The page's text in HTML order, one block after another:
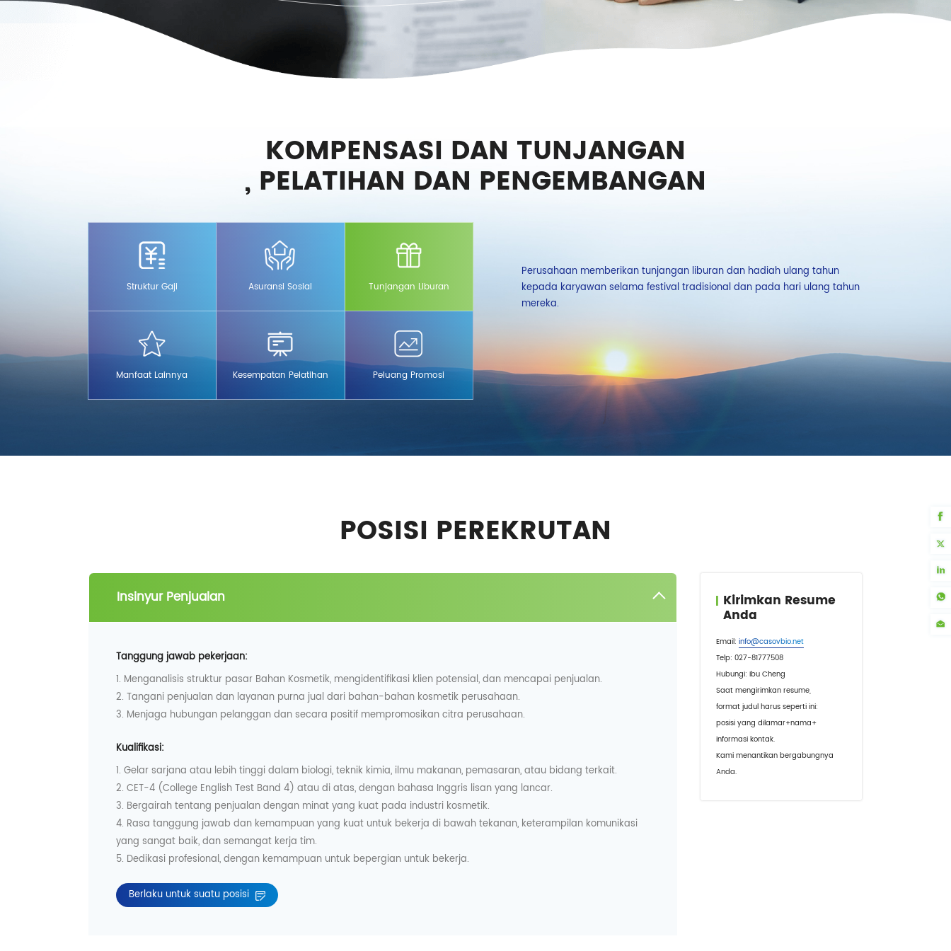
KOMPENSASI DAN TUNJANGAN
, PELATIHAN DAN PENGEMBANGAN
Struktur Gaji Asuransi Sosial Tunjangan Liburan
Manfaat Lainnya Kesempatan Pelatihan Peluang Promosi
Selain lima asuransi sosial dan satu dana perumahan yang disediakan
untuk karyawan, perusahaan juga membeli asuransi kecelakaan
Perusahaan memberikan tunjangan liburan dan hadiah ulang tahun
kepada karyawan selama festival tradisional dan pada hari ulang tahun
mereka.
POSISI PEREKRUTAN
Insinyur Penjualan
Tanggung jawab pekerjaan:
1. Menganalisis struktur pasar Bahan Kosmetik, mengidentifikasi klien potensial, dan mencapai penjualan.
2. Tangani penjualan dan layanan purna jual dari bahan-bahan kosmetik perusahaan.
3. Menjaga hubungan pelanggan dan secara positif mempromosikan citra perusahaan.
Kualifikasi:
1. Gelar sarjana atau lebih tinggi dalam biologi, teknik kimia, ilmu makanan, pemasaran, atau bidang terkait.
2. CET-4 (College English Test Band 4) atau di atas, dengan bahasa Inggris lisan yang lancar.
3. Bergairah tentang penjualan dengan minat yang kuat pada industri kosmetik.
4. Rasa tanggung jawab dan kemampuan yang kuat untuk bekerja di bawah tekanan, keterampilan komunikasi
yang sangat baik, dan semangat kerja tim.
5. Dedikasi profesional, dengan kemampuan untuk bepergian untuk bekerja.
Berlaku untuk suatu posisi
Kirimkan Resume
Anda
Email: info@casovbio.net
Telp: 027-81777508
Hubungi: Ibu Cheng
Saat mengirimkan resume,
format judul harus seperti ini:
posisi yang dilamar+nama+
informasi kontak.
Kami menantikan bergabungnya
Anda.